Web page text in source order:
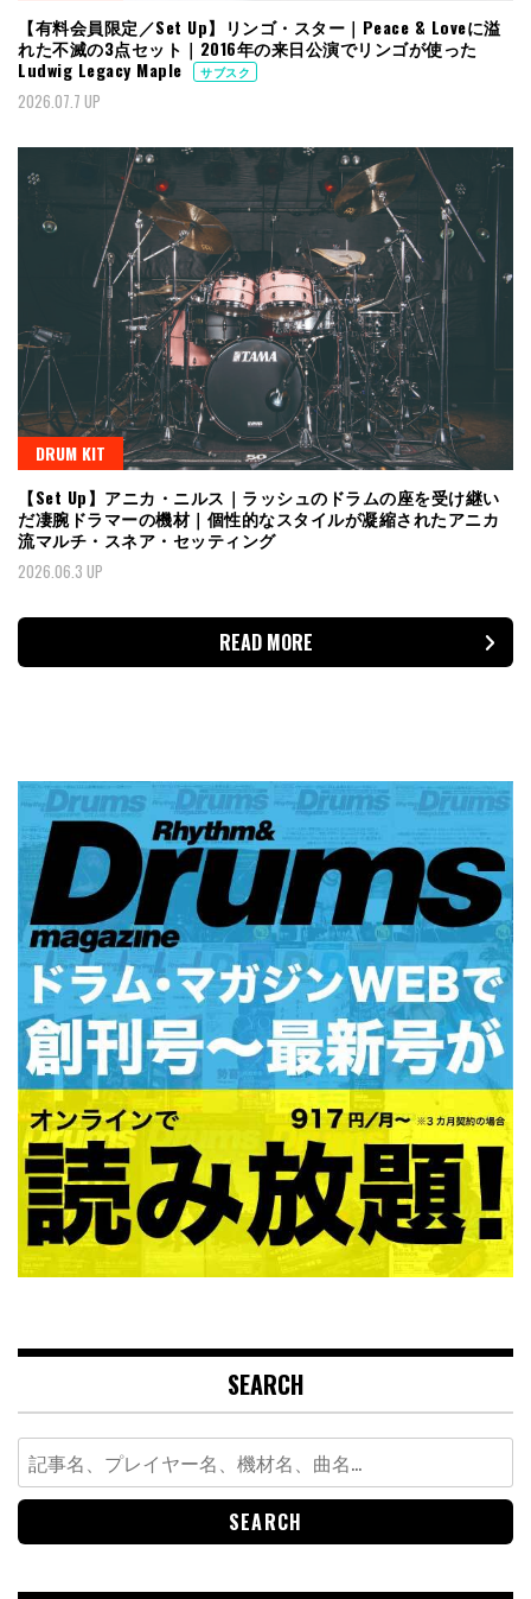
【有料会員限定／Set Up】リンゴ・スター｜Peace & Loveに溢
れた不滅の3点セット｜2016年の来日公演でリンゴが使った
Ludwig Legacy Maple
サブスク
2026.07.7 UP
DRUM KIT
【Set Up】アニカ・ニルス｜ラッシュのドラムの座を受け継い
だ凄腕ドラマーの機材｜個性的なスタイルが凝縮されたアニカ
流マルチ・スネア・セッティング
2026.06.3 UP
READ MORE
SEARCH
Search
for: